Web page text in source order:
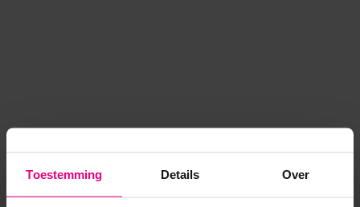
Toestemming Details Over